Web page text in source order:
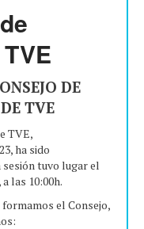
DE
TVE
TVE,
ha sido
tuvo lugar el
las 10:00h.
el Consejo,